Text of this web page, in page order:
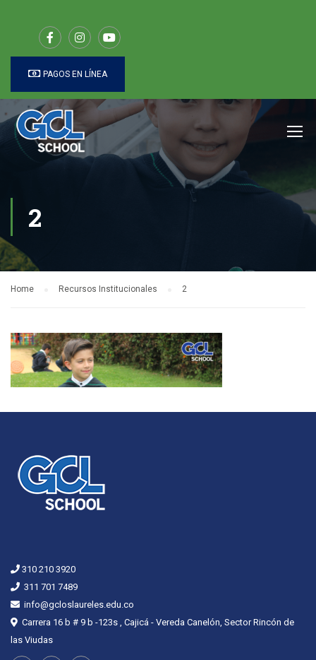
PAGOS EN LÍNEA
2
Home Recursos Institucionales 2
310 210 3920
311 701 7489
info@gcloslaureles.edu.co
Carrera 16 b # 9 b -123s , Cajicá - Vereda Canelón, Sector Rincón de
las Viudas